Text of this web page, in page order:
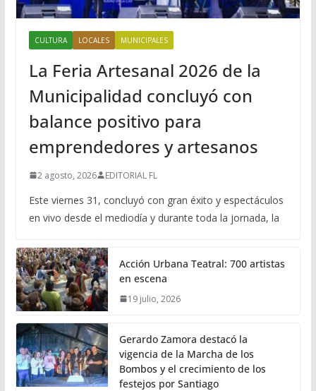
CULTURA LOCALES MUNICIPALES
La Feria Artesanal 2026 de la
Municipalidad concluyó con
balance positivo para
emprendedores y artesanos
2 agosto, 2026 EDITORIAL FL
Este viernes 31, concluyó con gran éxito y espectáculos
en vivo desde el mediodía y durante toda la jornada, la
Acción Urbana Teatral: 700 artistas
en escena
19 julio, 2026
Gerardo Zamora destacó la
vigencia de la Marcha de los
Bombos y el crecimiento de los
festejos por Santiago